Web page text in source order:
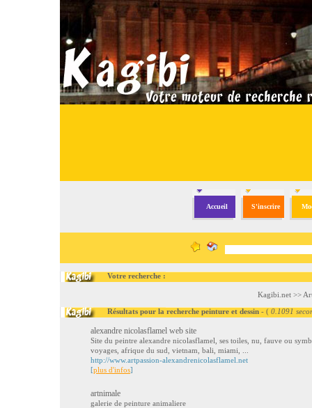
Accueil S'inscrire
Votre recherche :
Kagibi.net >>
Résultats pour la recherche peinture et dessin - ( 0.1091
alexandre nicolasflamel web site
Site du peintre alexandre nicolasflamel, ses toiles, nu, fauve ou
voyages, afrique du sud, vietnam, bali, miami, ...
http://www.artpassion-alexandrenicolasflamel.net
[plus d'infos]
artnimale
galerie de peinture animaliere